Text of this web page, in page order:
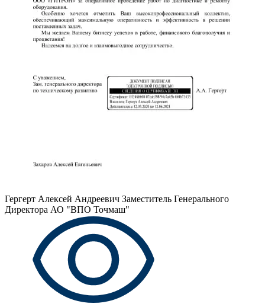
Гергерт Алексей Андреевич Заместитель Генерального
Директора АО "ВПО Точмаш"